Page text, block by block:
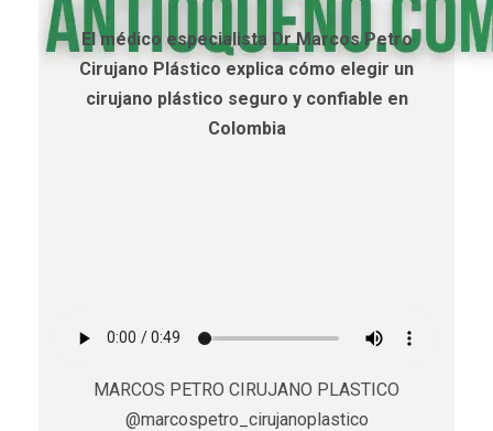
El médico especialista Dr Marcos Petro
Cirujano Plástico explica cómo elegir un
cirujano plástico seguro y confiable en
Colombia
MARCOS PETRO CIRUJANO PLASTICO
@marcospetro_cirujanoplastico